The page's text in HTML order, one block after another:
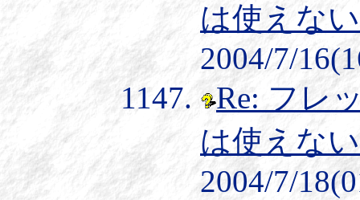
は使えな
2004/7/
Re: フレ
は使えな
2004/7/